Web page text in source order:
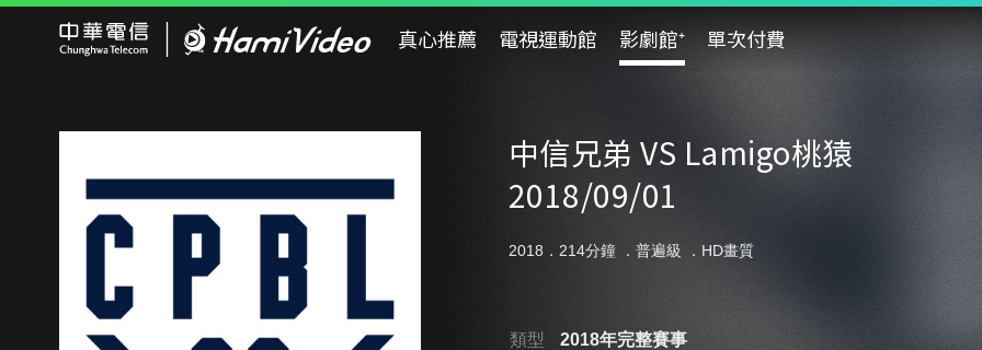
真心推薦 電視運動館 影劇館⁺ 單次付費
中信兄弟 VS Lamigo桃猿
2018/09/01
2018．214分鐘 ． 普遍級 ．HD畫質
類型
2018年完整賽事